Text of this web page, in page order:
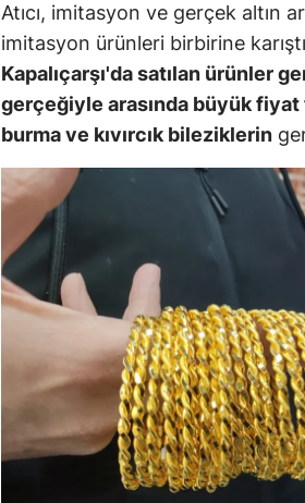
Atıcı, imitasyon ve gerçek altın
imitasyon ürünleri birbirine
Kapalıçarşı'da satılan ürünler
gerçeğiyle arasında büyük fiyat
burma ve kıvırcık bileziklerin